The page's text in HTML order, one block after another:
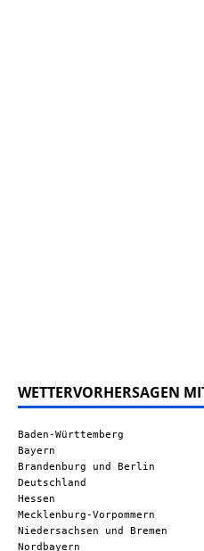
WETTERVORHERSAGEN
Baden-Württemberg
Bayern
Brandenburg und Berlin
Deutschland
Hessen
Mecklenburg-Vorpommern
Niedersachsen und Bremen
Nordbayern